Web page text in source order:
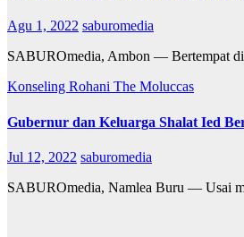
Agu 1, 2022 saburomedia
SABUROmedia, Ambon — Bertempat
Konseling Rohani The Moluccas
Gubernur dan Keluarga Shalat Ied
Jul 12, 2022 saburomedia
SABUROmedia, Namlea Buru — Usai